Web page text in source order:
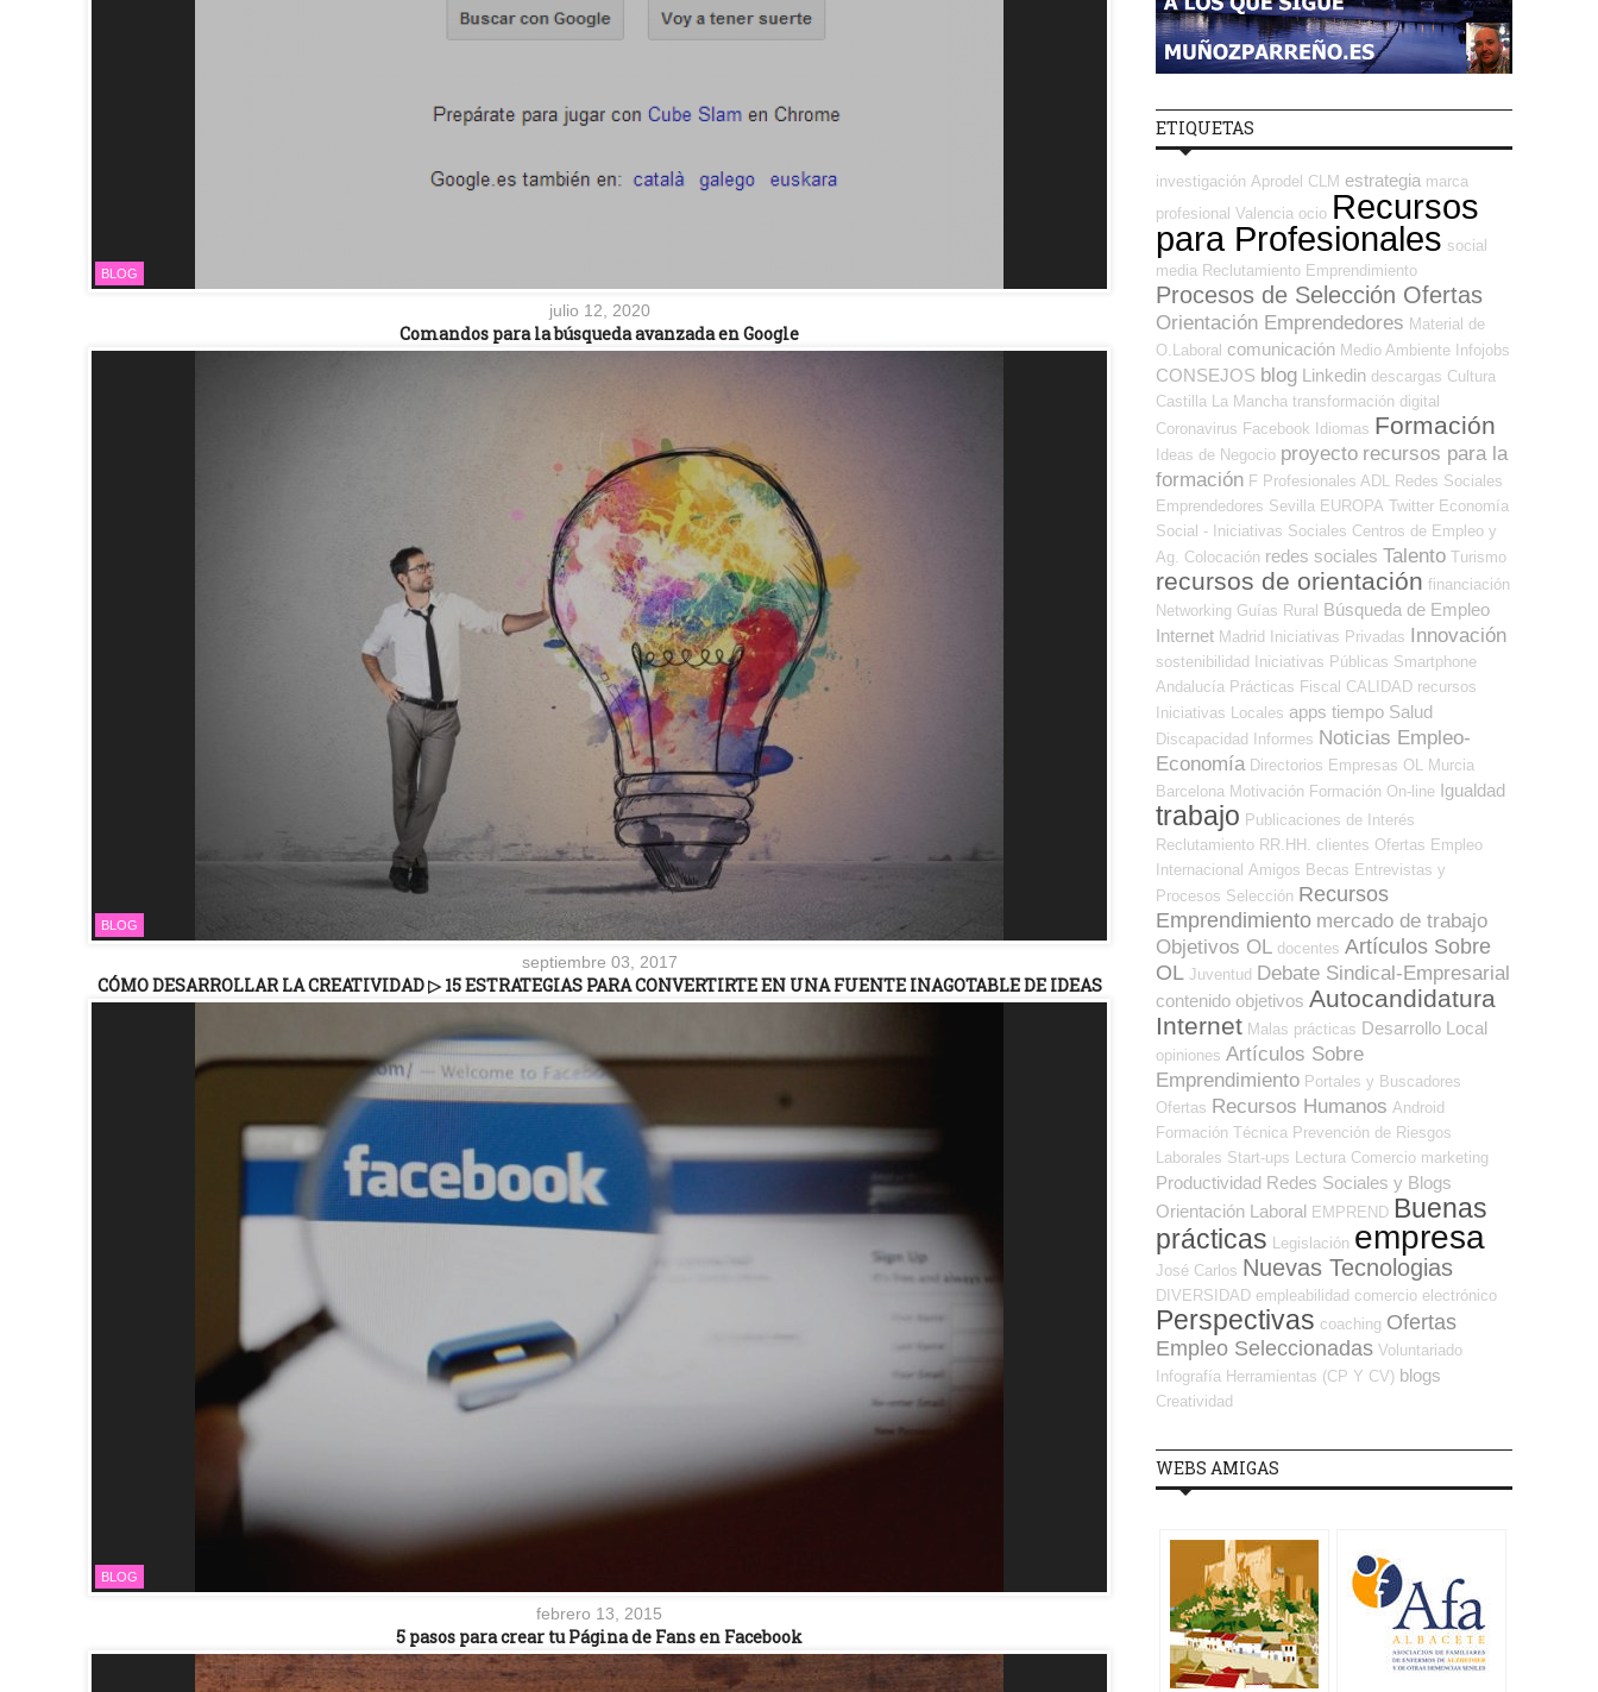
BLOG
julio 12, 2020
Comandos para la búsqueda avanzada en Google
BLOG
septiembre 03, 2017
CÓMO DESARROLLAR LA CREATIVIDAD ▷ 15 ESTRATEGIAS PARA CONVERTIRTE EN UNA FUENTE INAGOTABLE DE IDEAS
BLOG
febrero 13, 2015
5 pasos para crear tu Página de Fans en Facebook
ETIQUETAS
investigación Aprodel CLM estrategia marca
profesional Valencia ocio Recursos
para Profesionales social
media Reclutamiento Emprendimiento
Procesos de Selección Ofertas
Orientación Emprendedores Material de
O.Laboral comunicación Medio Ambiente Infojobs
CONSEJOS blog Linkedin descargas Cultura
Castilla La Mancha transformación digital
Coronavirus Facebook Idiomas Formación
Ideas de Negocio proyecto recursos para la
formación F Profesionales ADL
Redes Sociales
Emprendedores Sevilla EUROPA Twitter Economía
Social - Iniciativas Sociales Centros de Empleo y
Ag. Colocación redes sociales Talento Turismo
recursos de orientación financiación
Networking Guías Rural Búsqueda de Empleo
Internet Madrid Iniciativas Privadas Innovación
sostenibilidad Iniciativas Públicas Smartphone
Andalucía Prácticas Fiscal CALIDAD recursos
Iniciativas Locales apps tiempo Salud
Discapacidad Informes Noticias Empleo-
Economía Directorios Empresas OL
Murcia
Barcelona Motivación Formación On-line Igualdad
trabajo Publicaciones de Interés
Reclutamiento RR.HH.
clientes Ofertas Empleo
Internacional Amigos Becas Entrevistas y
Procesos Selección Recursos
Emprendimiento mercado de trabajo
Objetivos OL docentes Artículos Sobre
OL Juventud Debate Sindical-Empresarial
contenido objetivos Autocandidatura
Internet Malas prácticas Desarrollo Local
opiniones Artículos Sobre
Emprendimiento Portales y Buscadores
Ofertas Recursos Humanos Android
Formación Técnica Prevención de Riesgos
Laborales Start-ups Lectura Comercio marketing
Productividad Redes Sociales y Blogs
Orientación Laboral EMPREND Buenas
prácticas
Legislación empresa
José Carlos Nuevas Tecnologias
DIVERSIDAD empleabilidad comercio electrónico
Perspectivas coaching Ofertas
Empleo Seleccionadas Voluntariado
Infografía Herramientas (CP Y CV) blogs
Creatividad
WEBS AMIGAS